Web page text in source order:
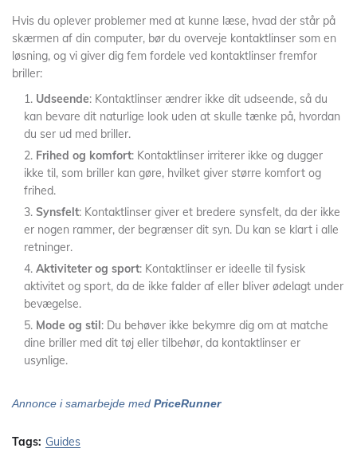
Hvis du oplever problemer med at kunne læse, hvad der står på
skærmen af din computer, bør du overveje kontaktlinser som en
løsning, og vi giver dig fem fordele ved kontaktlinser fremfor
briller:
Udseende: Kontaktlinser ændrer ikke dit udseende, så du
kan bevare dit naturlige look uden at skulle tænke på, hvordan
du ser ud med briller.
Frihed og komfort: Kontaktlinser irriterer ikke og dugger
ikke til, som briller kan gøre, hvilket giver større komfort og
frihed.
Synsfelt: Kontaktlinser giver et bredere synsfelt, da der ikke
er nogen rammer, der begrænser dit syn. Du kan se klart i alle
retninger.
Aktiviteter og sport: Kontaktlinser er ideelle til fysisk
aktivitet og sport, da de ikke falder af eller bliver ødelagt under
bevægelse.
Mode og stil: Du behøver ikke bekymre dig om at matche
dine briller med dit tøj eller tilbehør, da kontaktlinser er
usynlige.
Annonce i samarbejde med PriceRunner
Tags: Guides